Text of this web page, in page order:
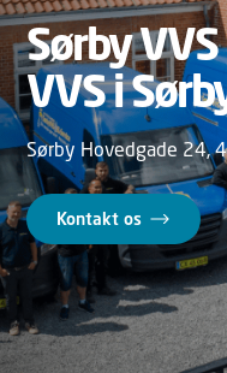
Sørby VVS
VVS i
Sørby Hovedgade 24,
Kontakt os